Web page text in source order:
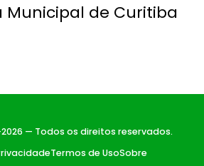
Municipal de Curitiba
— Todos os direitos reservados.
Termos de UsoSobre